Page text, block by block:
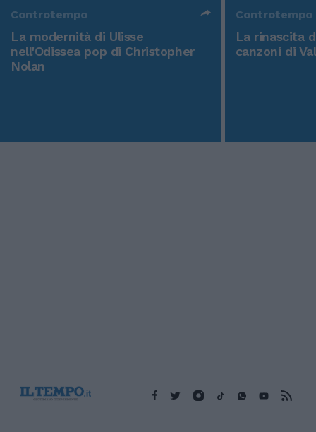
Controtempo
La modernità di Ulisse
nell'Odissea pop di Christopher
Nolan
Controtempo
La rinascita
canzoni di